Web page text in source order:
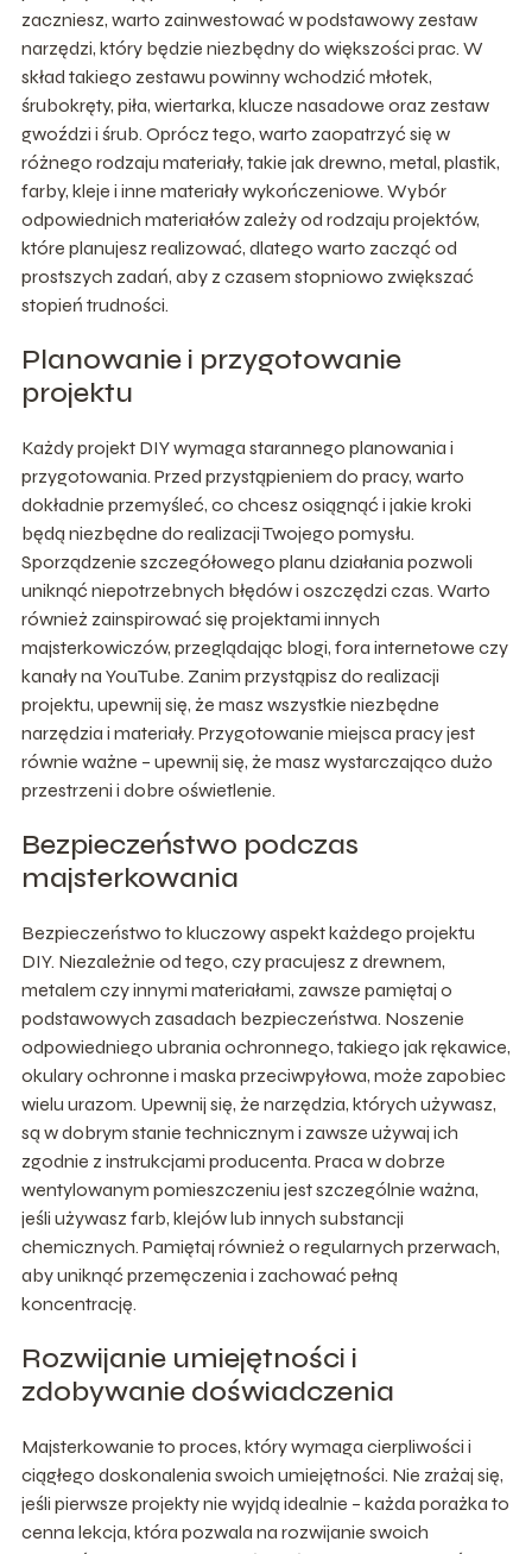
zaczniesz, warto zainwestować w podstawowy zestaw
narzędzi, który będzie niezbędny do większości prac. W
skład takiego zestawu powinny wchodzić młotek,
śrubokręty, piła, wiertarka, klucze nasadowe oraz zestaw
gwoździ i śrub. Oprócz tego, warto zaopatrzyć się w
różnego rodzaju materiały, takie jak drewno, metal, plastik,
farby, kleje i inne materiały wykończeniowe. Wybór
odpowiednich materiałów zależy od rodzaju projektów,
które planujesz realizować, dlatego warto zacząć od
prostszych zadań, aby z czasem stopniowo zwiększać
stopień trudności.
Planowanie i przygotowanie
projektu
Każdy projekt DIY wymaga starannego planowania i
przygotowania. Przed przystąpieniem do pracy, warto
dokładnie przemyśleć, co chcesz osiągnąć i jakie kroki
będą niezbędne do realizacji Twojego pomysłu.
Sporządzenie szczegółowego planu działania pozwoli
uniknąć niepotrzebnych błędów i oszczędzi czas. Warto
również zainspirować się projektami innych
majsterkowiczów, przeglądając blogi, fora internetowe czy
kanały na YouTube. Zanim przystąpisz do realizacji
projektu, upewnij się, że masz wszystkie niezbędne
narzędzia i materiały. Przygotowanie miejsca pracy jest
równie ważne – upewnij się, że masz wystarczająco dużo
przestrzeni i dobre oświetlenie.
Bezpieczeństwo podczas
majsterkowania
Bezpieczeństwo to kluczowy aspekt każdego projektu
DIY. Niezależnie od tego, czy pracujesz z drewnem,
metalem czy innymi materiałami, zawsze pamiętaj o
podstawowych zasadach bezpieczeństwa. Noszenie
odpowiedniego ubrania ochronnego, takiego jak rękawice,
okulary ochronne i maska przeciwpyłowa, może zapobiec
wielu urazom. Upewnij się, że narzędzia, których używasz,
są w dobrym stanie technicznym i zawsze używaj ich
zgodnie z instrukcjami producenta. Praca w dobrze
wentylowanym pomieszczeniu jest szczególnie ważna,
jeśli używasz farb, klejów lub innych substancji
chemicznych. Pamiętaj również o regularnych przerwach,
aby uniknąć przemęczenia i zachować pełną
koncentrację.
Rozwijanie umiejętności i
zdobywanie doświadczenia
Majsterkowanie to proces, który wymaga cierpliwości i
ciągłego doskonalenia swoich umiejętności. Nie zrażaj się,
jeśli pierwsze projekty nie wyjdą idealnie – każda porażka to
cenna lekcja, która pozwala na rozwijanie swoich